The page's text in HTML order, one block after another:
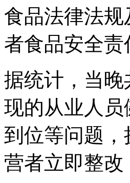
食品法律法
者食品安全
据统计，当
现的从业人员
到位等问题
营者立即整